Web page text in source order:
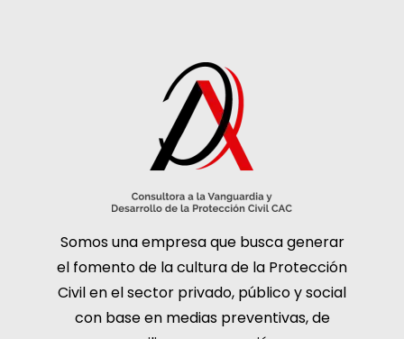
Somos una empresa que busca generar
el fomento de la cultura de la Protección
Civil en el sector privado, público y social
con base en medias preventivas, de